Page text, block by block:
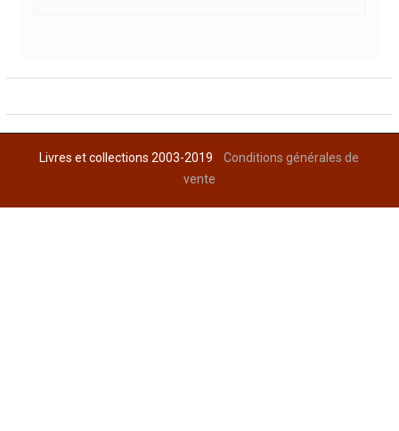
Livres et collections 2003-2019Conditions générales de
vente